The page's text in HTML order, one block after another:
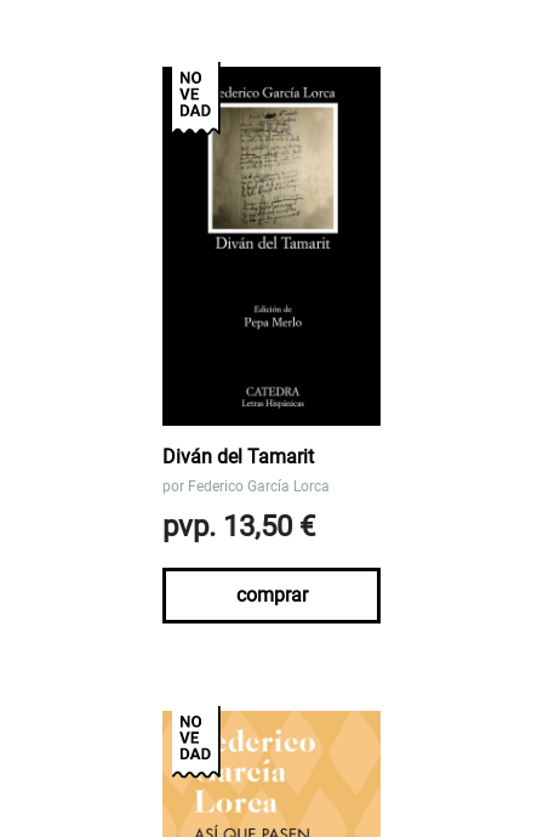
Diván del Tamarit
por Federico García Lorca
pvp. 13,50 €
comprar